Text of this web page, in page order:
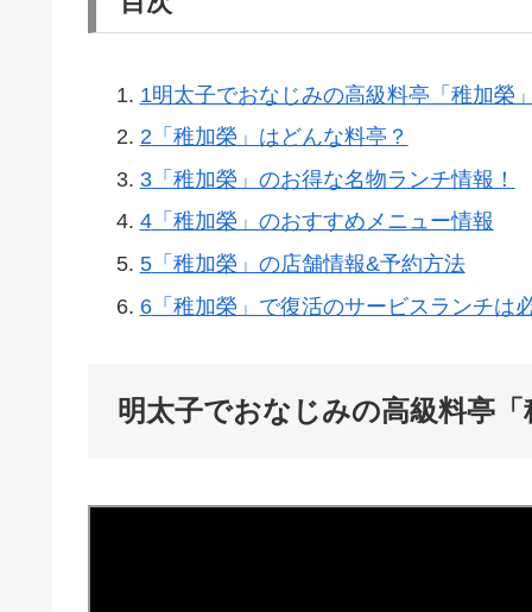
1明太子でおなじみの高級料亭「稚加榮
2「稚加榮」はどんな料亭？
3「稚加榮」のお得な名物ランチ情報！
4「稚加榮」のおすすめメニュー情報
5「稚加榮」の店舗情報&予約方法
6「稚加榮」で復活のサービスランチは
明太子でおなじみの高級料亭「